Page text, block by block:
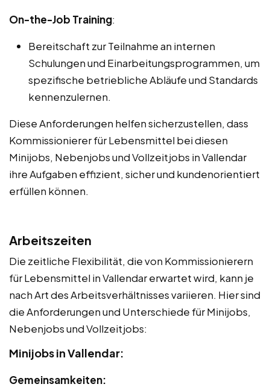
On-the-Job Training:
Bereitschaft zur Teilnahme an internen
Schulungen und Einarbeitungsprogrammen, um
spezifische betriebliche Abläufe und Standards
kennenzulernen.
Diese Anforderungen helfen sicherzustellen, dass
Kommissionierer für Lebensmittel bei diesen
Minijobs, Nebenjobs und Vollzeitjobs in Vallendar
ihre Aufgaben effizient, sicher und kundenorientiert
erfüllen können.
Arbeitszeiten
Die zeitliche Flexibilität, die von Kommissionierern
für Lebensmittel in Vallendar erwartet wird, kann je
nach Art des Arbeitsverhältnisses variieren. Hier sind
die Anforderungen und Unterschiede für Minijobs,
Nebenjobs und Vollzeitjobs:
Minijobs in Vallendar:
Gemeinsamkeiten: